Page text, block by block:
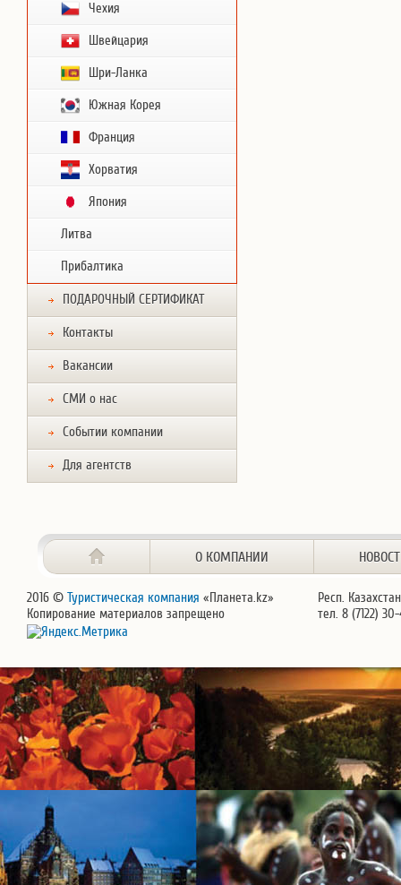
Чехия
Швейцария
Шри-Ланка
Южная Корея
Франция
Хорватия
Япония
Литва
Прибалтика
ПОДАРОЧНЫЙ СЕРТИФИКАТ
Контакты
Вакансии
СМИ о нас
Событии компании
Для агентств
О КОМПАНИИ
2016 © Туристическая компания «Планета.kz»
Копирование материалов запрещено
Респ.
тел. 8 (7122)